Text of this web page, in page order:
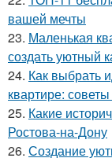
вашей мечты
23. Маленькая
создать уютный
24. Как выбрать
квартире:
25. Какие
Ростова-на-Дону
26. Создание